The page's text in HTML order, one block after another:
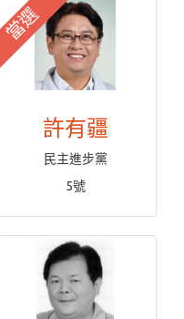
當選
許有疆
民主進步黨
5號